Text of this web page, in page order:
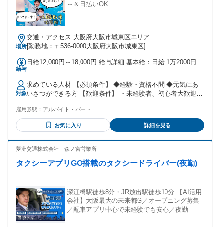
～＆日払いOK
場所
交通・アクセス 大阪府大阪市城東区エリア
[勤務地：〒536-0000大阪府大阪市城東区]
給与
日給12,000円～18,000円 給与詳細 基本給：日給 1万2000円
支払われる通勤・皆勤・家族手当金額：なし 全員に一律で支
払われるその他手当金額：なし 【給与】 《日給》 1万2000
円〜1万8000円＋交通費全額支給 ※1現場(1時間〜4時間)：
7000円〜9000円 定時4時間（定時以降は残業支給） ※1万
す。 ※勤続年数や能力に応じて決定 ※昇給あり ★早く終わ
っても定時勤務の給料は保証 (1現場30分で終わる事もありま
す！) ※研修(3～6ヶ月)／1現場：6500円（定時4時間） （経験
者は研修期間優遇あり！面接時相談） ※残業：1時間1250円
支給（※30分毎の支給） ※希望の収入額に合わせて、働き方
が選べます。
対象
求めている人材 【必須条件】 ◆経験・資格不問 ◆元気にあ
いさつができる方 【歓迎条件】 ・未経験者、初心者大歓迎
クのある方 ・ガッツリ稼ぎたい方 ・運動がてら働きたい方
・ハローワークでお探しの方 ・玉掛け、フォークリフト の資
格をお持ちの方は優遇！ 【こんな方にピッタリ】 ・人間関係
ら高収入を得たい方 ・有名な建物の裏側を見てみたい好奇心
OK）
雇用形態： アルバイト・パート
お気に入り 詳細を見る
夢洲交通株式会社 森ノ宮営業所
タクシーアプリGO搭載のタクシードライバー(夜勤)
深江橋駅徒歩8分・JR放出駅徒歩10分 【AI活用
会社】大阪最大の未来都G／オープニング募集
／配車アプリ中心で未経験でも安心／夜勤